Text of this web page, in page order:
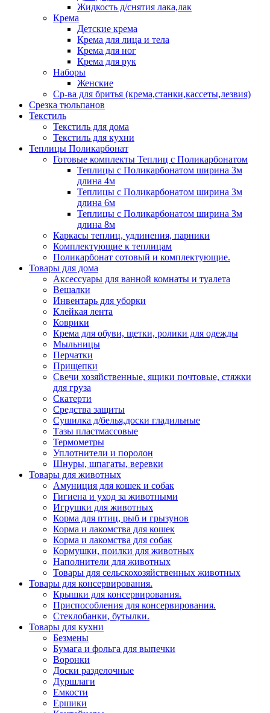
Жидкость д/снятия лака,лак
Крема
Детские крема
Крема для лица и тела
Крема для ног
Крема для рук
Наборы
Женские
Ср-ва для бритья (крема,станки,кассеты,лезвия)
Срезка тюльпанов
Текстиль
Текстиль для дома
Текстиль для кухни
Теплицы Поликарбонат
Готовые комплекты Теплиц с Поликарбонатом
Теплицы с Поликарбонатом ширина 3м
длина 4м
Теплицы с Поликарбонатом ширина 3м
длина 6м
Теплицы с Поликарбонатом ширина 3м
длина 8м
Каркасы теплиц, удлинения, парники
Комплектующие к теплицам
Поликарбонат сотовый и комплектующие.
Товары для дома
Аксессуары для ванной комнаты и туалета
Вешалки
Инвентарь для уборки
Клейкая лента
Коврики
Крема для обуви, щетки, ролики для одежды
Мыльницы
Перчатки
Прищепки
Свечи хозяйственные, ящики почтовые, стяжки
для груза
Скатерти
Средства защиты
Сушилка д/белья,доски гладильные
Тазы пластмассовые
Термометры
Уплотнители и поролон
Шнуры, шпагаты, веревки
Товары для животных
Амуниция для кошек и собак
Гигиена и уход за животными
Игрушки для животных
Корма для птиц, рыб и грызунов
Корма и лакомства для кошек
Корма и лакомства для собак
Кормушки, поилки для животных
Наполнители для животных
Товары для сельскохозяйственных животных
Товары для консервирования.
Крышки для консервирования.
Приспособления для консервирования.
Стеклобанки, бутылки.
Товары для кухни
Безмены
Бумага и фольга для выпечки
Воронки
Доски разделочные
Дуршлаги
Емкости
Ершики